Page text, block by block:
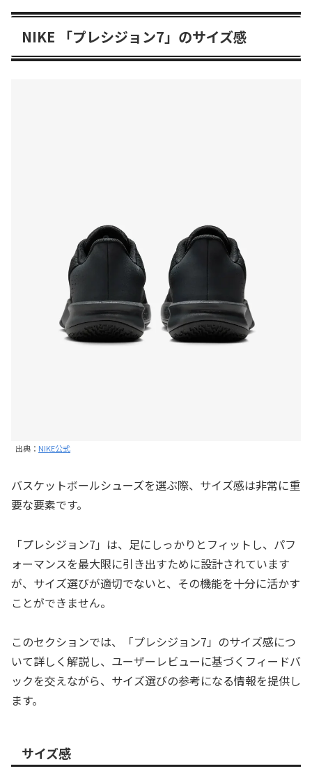
NIKE 「プレシジョン7」のサイズ感
出典： NIKE公式
バスケットボールシューズを選ぶ際、サイズ感は非常に重
要な要素です。
「プレシジョン7」は、足にしっかりとフィットし、パフ
ォーマンスを最大限に引き出すために設計されています
が、サイズ選びが適切でないと、その機能を十分に活かす
ことができません。
このセクションでは、「プレシジョン7」のサイズ感につ
いて詳しく解説し、ユーザーレビューに基づくフィードバ
ックを交えながら、サイズ選びの参考になる情報を提供し
ます。
サイズ感